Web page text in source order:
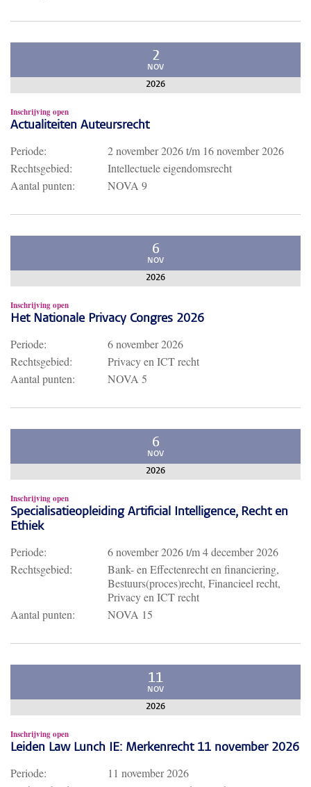
2
NOV
2026
Inschrijving open
Actualiteiten Auteursrecht
Periode: 2 november 2026t/m 16 november 2026
Rechtsgebied:
Intellectuele eigendomsrecht
Aantal punten:
NOVA 9
6
NOV
2026
Inschrijving open
Het Nationale Privacy Congres 2026
Periode:
6 november 2026
Rechtsgebied:
Privacy en ICT recht
Aantal punten:
NOVA 5
6
NOV
2026
Inschrijving open
Specialisatieopleiding Artificial Intelligence, Recht en
Ethiek
Periode: 6 november 2026t/m4 december 2026
Rechtsgebied:
Bank- en Effectenrecht en financiering,
Bestuurs(proces)recht, Financieel recht,
Privacy en ICT recht
Aantal punten:
NOVA 15
11
NOV
2026
Inschrijving open
Leiden Law Lunch IE: Merkenrecht 11 november 2026
Periode:
11 november 2026